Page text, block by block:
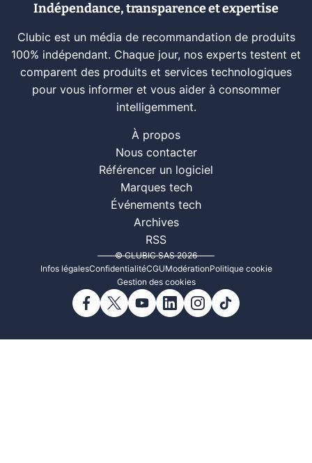
Indépendance, transparence et expertise
Clubic est un média de recommandation de produits
100% indépendant. Chaque jour, nos experts testent et
comparent des produits et services technologiques
pour vous informer et vous aider à consommer
intelligemment.
À propos
Nous contacter
Référencer un logiciel
Marques tech
Événements tech
Archives
RSS
© CLUBIC SAS 2026
Infos légalesConfidentialitéCGUModérationPolitique cookie
Gestion des cookies